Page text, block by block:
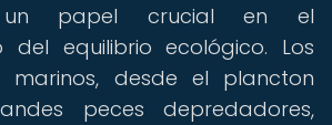
un papel crucial en el
del equilibrio ecológico. Los
marinos, desde el plancton
peces depredadores,